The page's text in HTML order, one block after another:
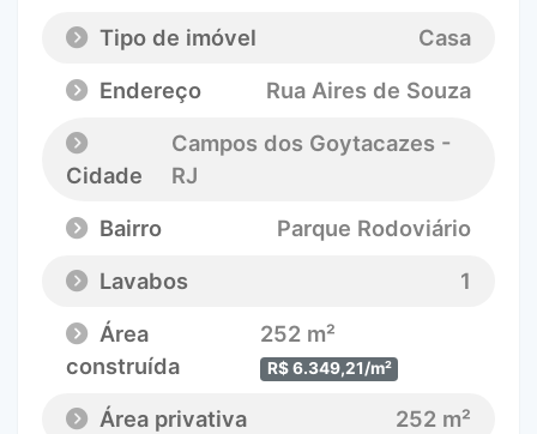
Tipo de imóvel
Casa
Endereço
Rua Aires de Souza
Cidade
Campos dos Goytacazes -
RJ
Bairro
Parque Rodoviário
Lavabos
1
Área
construída
252 m²
R$ 6.349,21/m²
Área privativa 252 m²